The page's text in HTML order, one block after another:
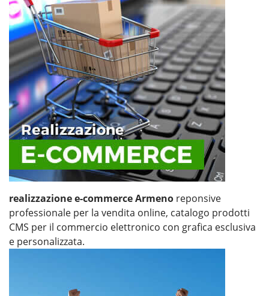
realizzazione e-commerce Armeno reponsive
professionale per la vendita online, catalogo prodotti
CMS per il commercio elettronico con grafica esclusiva
e personalizzata.